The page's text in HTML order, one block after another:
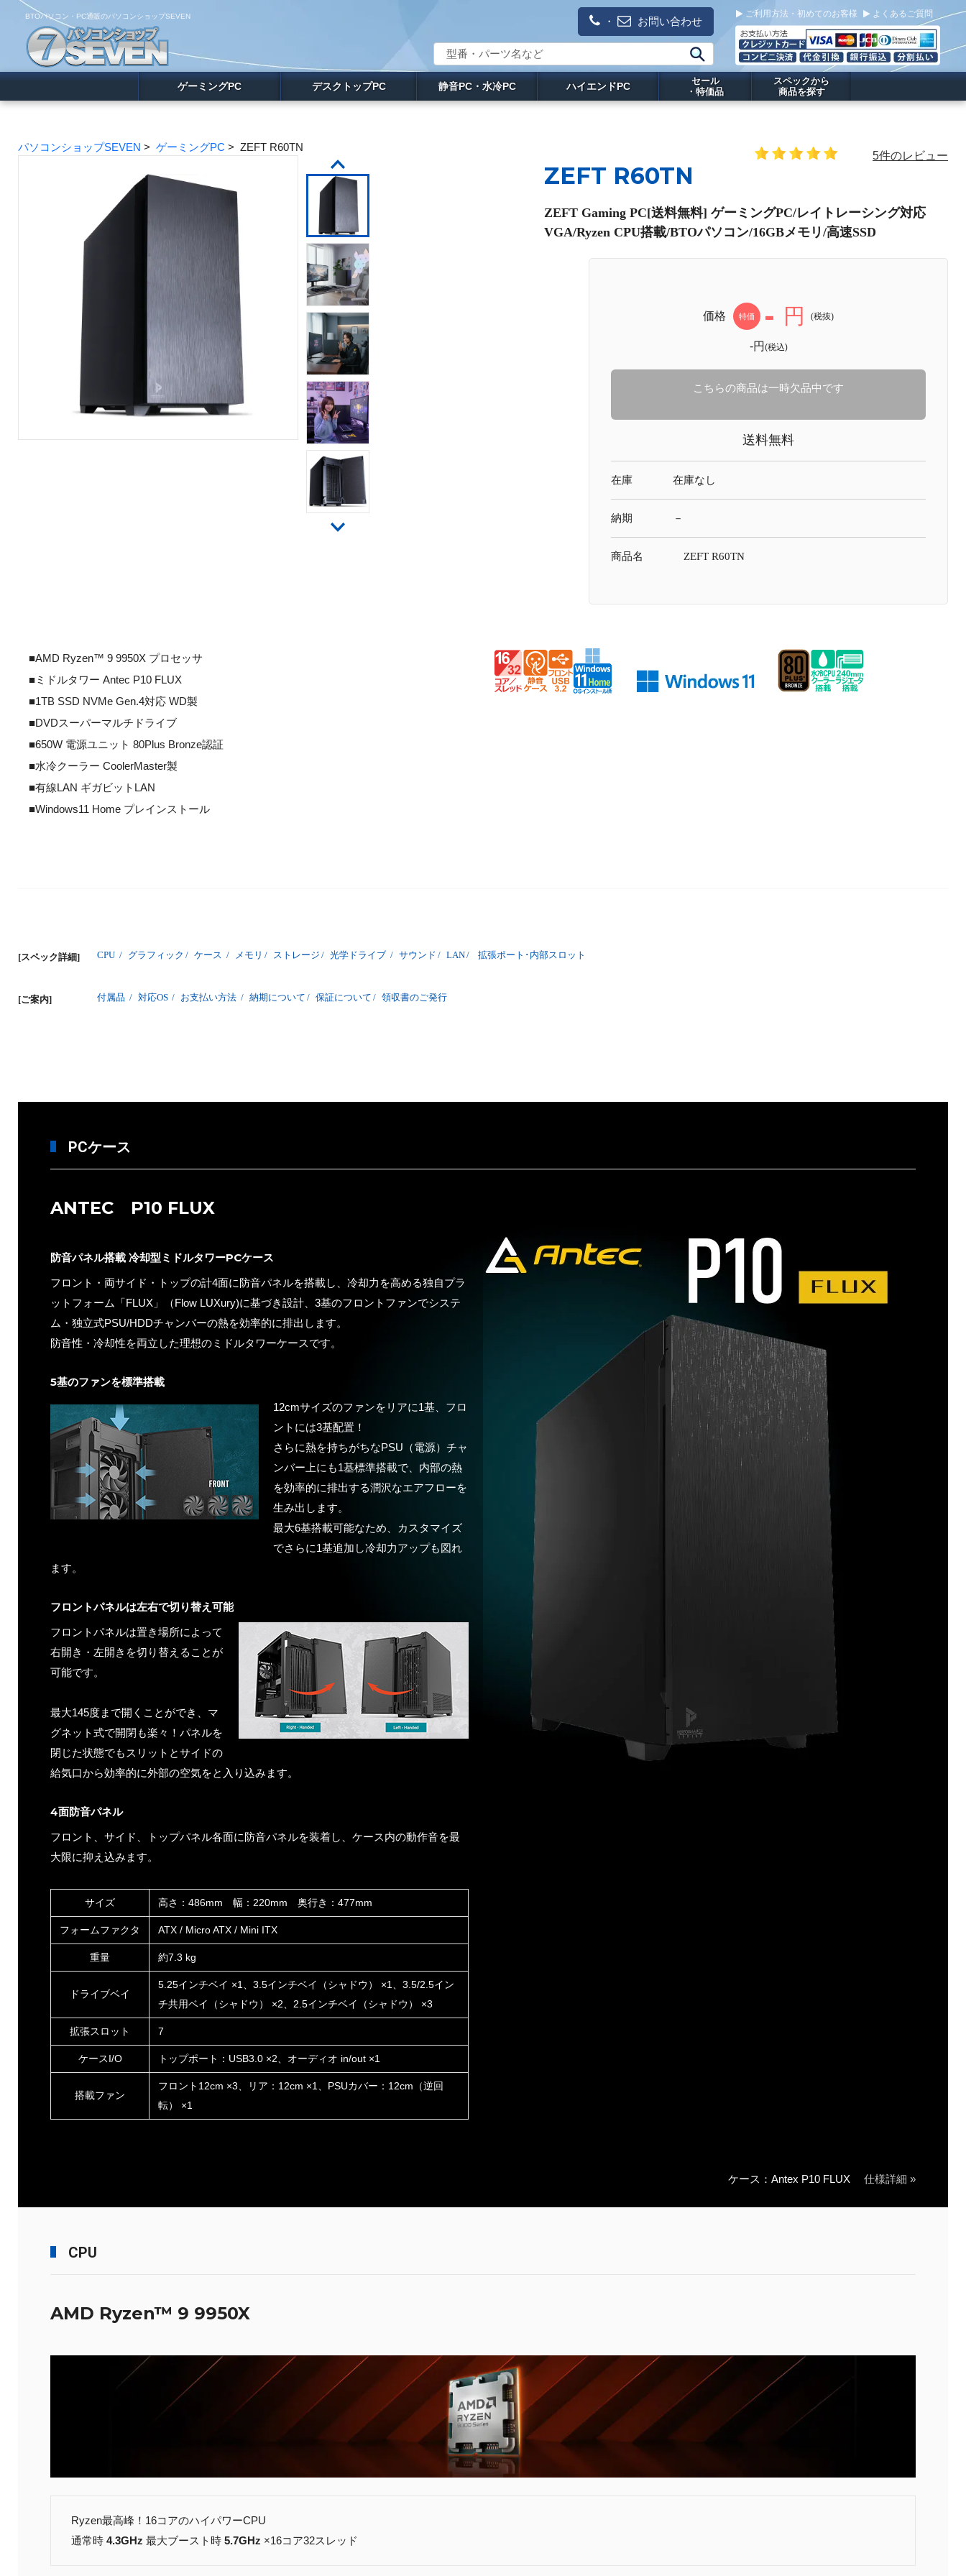
BTOパソコン・PC通販のパソコンショップSEVEN ・ お問い合わせ
ご利用方法・初めてのお客様 よくあるご質問
ゲーミングPC デスクトップPC 静音PC・水冷PC ハイエンドPC
セール
・特価品
スペックから
商品を探す
パソコンショップSEVEN > ゲーミングPC > ZEFT R60TN
ZEFT R60TN
5件のレビュー
ZEFT Gaming PC[送料無料] ゲーミングPC/レイトレーシング対応
VGA/Ryzen CPU搭載/BTOパソコン/16GBメモリ/高速SSD
価格 特価 - 円 (税抜)
-円 (税込)
こちらの商品は一時欠品中です
送料無料
在庫 在庫なし
納期 －
商品名 ZEFT R60TN
■AMD Ryzen™ 9 9950X プロセッサ
■ミドルタワー Antec P10 FLUX
■1TB SSD NVMe Gen.4対応 WD製
■DVDスーパーマルチドライブ
■650W 電源ユニット 80Plus Bronze認証
■水冷クーラー CoolerMaster製
■有線LAN ギガビットLAN
■Windows11 Home プレインストール
[スペック詳細] CPU / グラフィック / ケース / メモリ / ストレージ / 光学ドライブ / サウンド / LAN/ 拡張ポート･内部スロット
[ご案内] 付属品 / 対応OS / お支払い方法 / 納期について / 保証について / 領収書のご発行
PCケース
ANTEC P10 FLUX
防音パネル搭載 冷却型ミドルタワーPCケース
フロント・両サイド・トップの計4面に防音パネルを搭載し、冷却力を高める独自プラ
ットフォーム「FLUX」（Flow LUXury)に基づき設計、3基のフロントファンでシステ
ム・独立式PSU/HDDチャンバーの熱を効率的に排出します。
防音性・冷却性を両立した理想のミドルタワーケースです。
5基のファンを標準搭載
12cmサイズのファンをリアに1基、フロ
ントには3基配置！
さらに熱を持ちがちなPSU（電源）チャ
ンバー上にも1基標準搭載で、内部の熱
を効率的に排出する潤沢なエアフローを
生み出します。
最大6基搭載可能なため、カスタマイズ
でさらに1基追加し冷却力アップも図れ
ます。
フロントパネルは左右で切り替え可能
フロントパネルは置き場所によって
右開き・左開きを切り替えることが
可能です。
最大145度まで開くことができ、マ
グネット式で開閉も楽々！パネルを
閉じた状態でもスリットとサイドの
給気口から効率的に外部の空気をと入り込みます。
4面防音パネル
フロント、サイド、トップパネル各面に防音パネルを装着し、ケース内の動作音を最
大限に抑え込みます。
サイズ 高さ：486mm 幅：220mm 奥行き：477mm
フォームファクタ ATX / Micro ATX / Mini ITX
重量 約7.3 kg
ドライブベイ
5.25インチベイ ×1、3.5インチベイ（シャドウ） ×1、3.5/2.5イン
チ共用ベイ（シャドウ） ×2、2.5インチベイ（シャドウ） ×3
拡張スロット 7
ケースI/O トップポート：USB3.0 ×2、オーディオ in/out ×1
搭載ファン
フロント12cm ×3、リア：12cm ×1、PSUカバー：12cm（逆回
転） ×1
ケース：Antex P10 FLUX 仕様詳細 »
CPU
AMD Ryzen™ 9 9950X
Ryzen最高峰！16コアのハイパワーCPU
通常時 4.3GHz 最大ブースト時 5.7GHz ×16コア32スレッド